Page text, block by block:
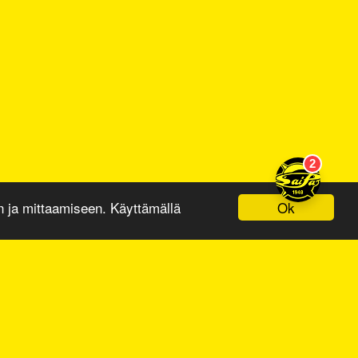
Ok
ja mittaamiseen. Käyttämällä